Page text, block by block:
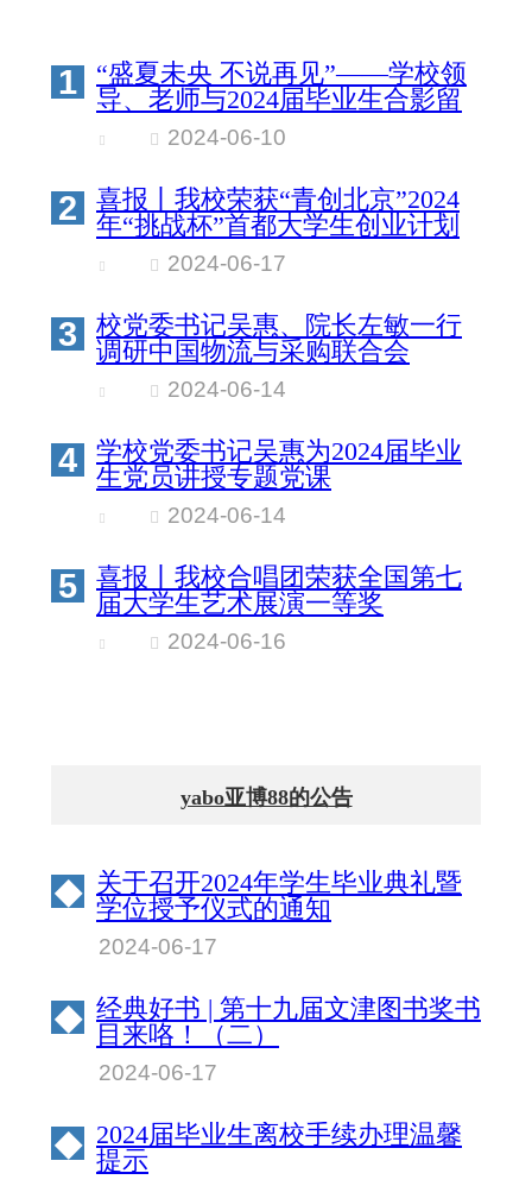
1
“盛夏未央 不说再见”——学校领
导、老师与2024届毕业生合影留
2024-06-10
2
喜报丨我校荣获“青创北京”2024
年“挑战杯”首都大学生创业计划
竞赛优胜杯2024-06-17
3
校党委书记吴惠、院长左敏一行
调研中国物流与采购联合会
2024-06-14
4
学校党委书记吴惠为2024届毕业
生党员讲授专题党课
2024-06-14
5
喜报丨我校合唱团荣获全国第七
届大学生艺术展演一等奖
2024-06-16
yabo亚博88的公告
◆ 关于召开2024年学生毕业典礼暨
学位授予仪式的通知
2024-06-17
◆ 经典好书 | 第十九届文津图书奖书
目来咯！（二）
2024-06-17
◆ 2024届毕业生离校手续办理温馨
提示